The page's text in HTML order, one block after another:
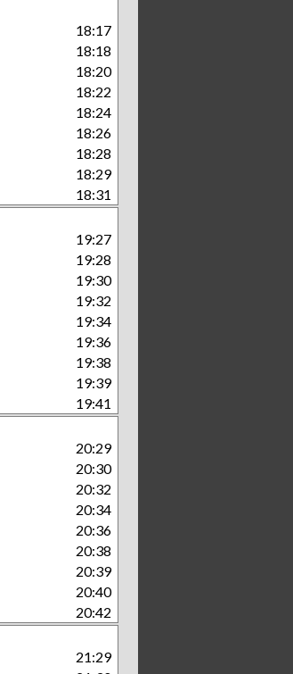
18:17
18:18
18:20
18:22
18:24
18:26
18:28
18:29
18:31
19:27
19:28
19:30
19:32
19:34
19:36
19:38
19:39
19:41
20:29
20:30
20:32
20:34
20:36
20:38
20:39
20:40
20:42
21:29